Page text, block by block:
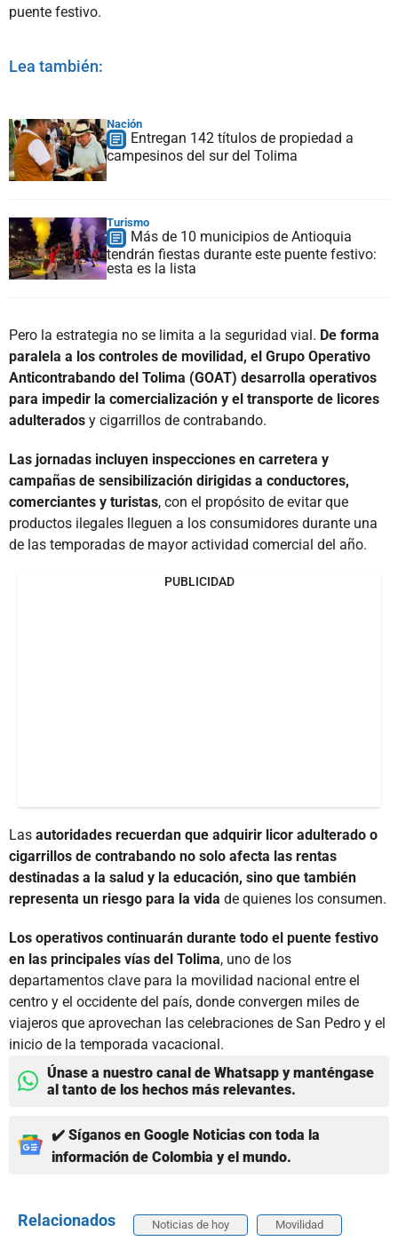
puente festivo.
Lea también:
Nación
Entregan 142 títulos de propiedad a
campesinos del sur del Tolima
Turismo
Más de 10 municipios de Antioquia
tendrán fiestas durante este puente festivo:
esta es la lista
Pero la estrategia no se limita a la seguridad vial. De forma
paralela a los controles de movilidad, el Grupo Operativo
Anticontrabando del Tolima (GOAT) desarrolla operativos
para impedir la comercialización y el transporte de licores
adulterados y cigarrillos de contrabando.
Las jornadas incluyen inspecciones en carretera y
campañas de sensibilización dirigidas a conductores,
comerciantes y turistas, con el propósito de evitar que
productos ilegales lleguen a los consumidores durante una
de las temporadas de mayor actividad comercial del año.
PUBLICIDAD
Las autoridades recuerdan que adquirir licor adulterado o
cigarrillos de contrabando no solo afecta las rentas
destinadas a la salud y la educación, sino que también
representa un riesgo para la vida de quienes los consumen.
Los operativos continuarán durante todo el puente festivo
en las principales vías del Tolima, uno de los
departamentos clave para la movilidad nacional entre el
centro y el occidente del país, donde convergen miles de
viajeros que aprovechan las celebraciones de San Pedro y el
inicio de la temporada vacacional.
Únase a nuestro canal de Whatsapp y manténgase
al tanto de los hechos más relevantes.
✔️ Síganos en Google Noticias con toda la
información de Colombia y el mundo.
Relacionados Noticias de hoy Movilidad